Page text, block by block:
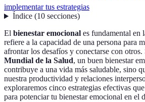
implementar tus estrategias
Índice(10 secciones)
El bienestar emocional es fundamental en
refiere a la capacidad de una persona para
afrontar los desafíos y conectarse con otros.
Mundial de la Salud, un buen bienestar
contribuye a una vida más saludable, sino
nuestra productividad y relaciones
exploraremos cinco estrategias efectivas
para potenciar tu bienestar emocional en el